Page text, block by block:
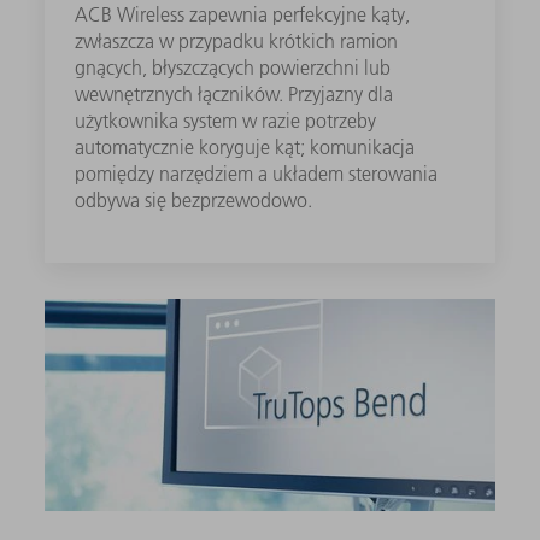
ACB Wireless zapewnia perfekcyjne kąty,
zwłaszcza w przypadku krótkich ramion
gnących, błyszczących powierzchni lub
wewnętrznych łączników. Przyjazny dla
użytkownika system w razie potrzeby
automatycznie koryguje kąt; komunikacja
pomiędzy narzędziem a układem sterowania
odbywa się bezprzewodowo.